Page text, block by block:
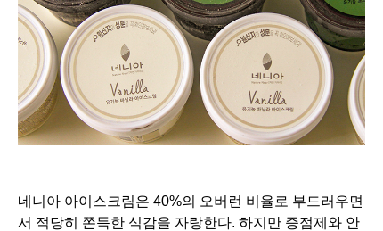
네니아 아이스크림은 40%의 오버런 비율로 부드러우면
서 적당히 쫀득한 식감을 자랑한다. 하지만 증점제와 안